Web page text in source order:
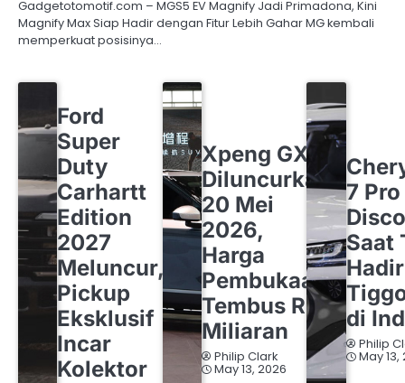
Gadgetotomotif.com – MGS5 EV Magnify Jadi Primadona, Kini
Magnify Max Siap Hadir dengan Fitur Lebih Gahar MG kembali
memperkuat posisinya…
Ford
Super
Duty
Carhartt
Edition
2027
Meluncur,
Pickup
Eksklusif
Incar
Kolektor
Xpeng GX
Diluncurkan
20 Mei
2026,
Harga
Pembukaan
Tembus Rp1
Miliaran
Philip Clark
May 13, 2026
7 Pro
Saat
di
Philip
May 13,